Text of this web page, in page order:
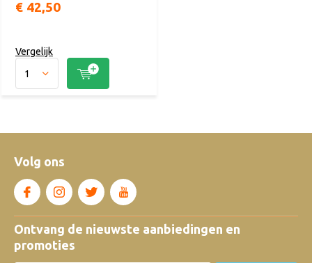
€ 42,50
Vergelijk
Volg ons
Ontvang de nieuwste aanbiedingen en
promoties